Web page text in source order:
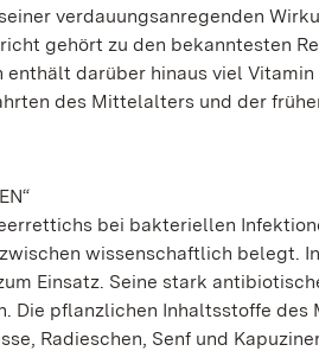
verdauungsanregenden
gehört zu den bekanntesten
darüber hinaus viel
des Mittelalters und der
bei bakteriellen
wissenschaftlich belegt.
Einsatz. Seine stark
Die pflanzlichen Inhaltsstoffe
Radieschen, Senf und